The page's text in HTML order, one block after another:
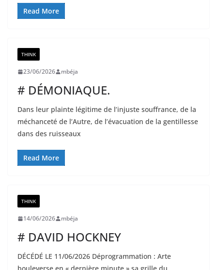
Read More
THINK
23/06/2026 mbéja
# DÉMONIAQUE.
Dans leur plainte légitime de l’injuste souffrance, de la
méchanceté de l’Autre, de l’évacuation de la gentillesse
dans des ruisseaux
Read More
THINK
14/06/2026 mbéja
# DAVID HOCKNEY
DÉCÉDÉ LE 11/06/2026 Déprogrammation : Arte